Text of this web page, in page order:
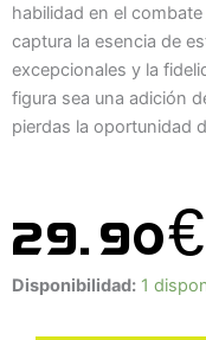
habilidad en el
captura la esencia de
excepcionales y la
figura sea una adición
pierdas la oportunidad
29.90€
Disponibilidad: 1
FIGURA